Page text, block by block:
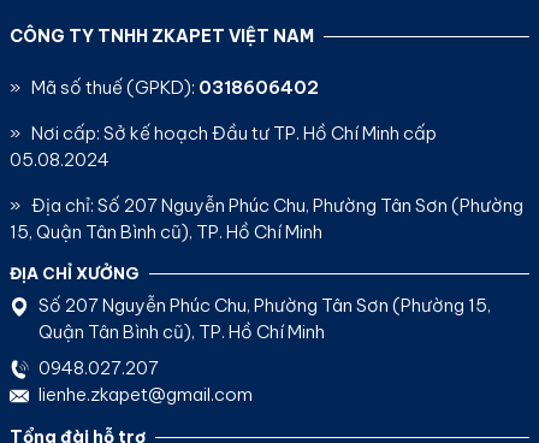
CÔNG TY TNHH ZKAPET VIỆT NAM
» Mã số thuế (GPKD): 0318606402
» Nơi cấp: Sở kế hoạch Đầu tư TP. Hồ Chí Minh cấp
05.08.2024
» Địa chỉ: Số 207 Nguyễn Phúc Chu, Phường Tân Sơn (Phường
15, Quận Tân Bình cũ), TP. Hồ Chí Minh
ĐỊA CHỈ XƯỞNG
Số 207 Nguyễn Phúc Chu, Phường Tân Sơn (Phường 15,
Quận Tân Bình cũ), TP. Hồ Chí Minh
0948.027.207
lienhe.zkapet@gmail.com
Tổng đài hỗ trợ